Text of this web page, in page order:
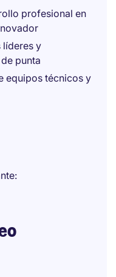
profesional en
líderes y
punta
equipos técnicos y